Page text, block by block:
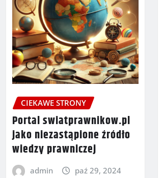
CIEKAWE STRONY
Portal swiatprawnikow.pl
jako niezastąpione źródło
wiedzy prawniczej
admin
paź 29, 2024